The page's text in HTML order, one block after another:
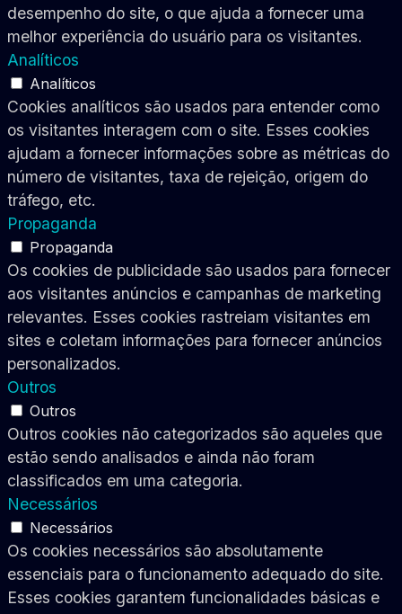
desempenho do site, o que ajuda a fornecer uma
melhor experiência do usuário para os visitantes.
Analíticos
Analíticos
Cookies analíticos são usados para entender como
os visitantes interagem com o site. Esses cookies
ajudam a fornecer informações sobre as métricas do
número de visitantes, taxa de rejeição, origem do
tráfego, etc.
Propaganda
Propaganda
Os cookies de publicidade são usados para fornecer
aos visitantes anúncios e campanhas de marketing
relevantes. Esses cookies rastreiam visitantes em
sites e coletam informações para fornecer anúncios
personalizados.
Outros
Outros
Outros cookies não categorizados são aqueles que
estão sendo analisados e ainda não foram
classificados em uma categoria.
Necessários
Necessários
Os cookies necessários são absolutamente
essenciais para o funcionamento adequado do site.
Esses cookies garantem funcionalidades básicas e